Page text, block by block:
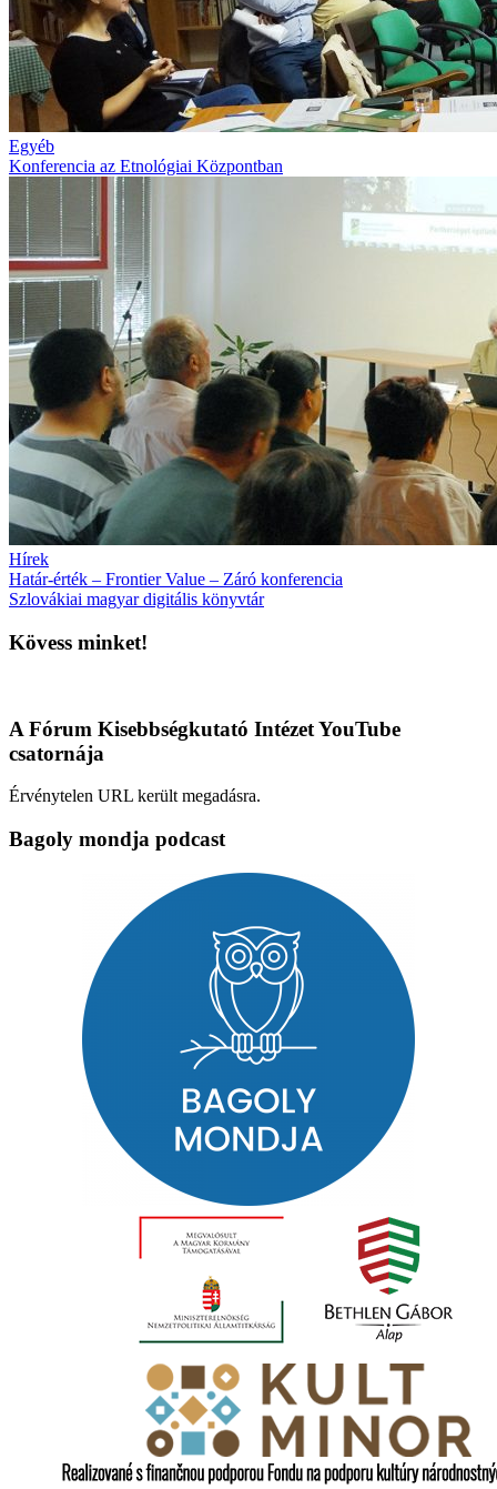
Egyéb
Konferencia az Etnológiai Központban
Hírek
Határ-érték – Frontier Value – Záró konferencia
Szlovákiai magyar digitális könyvtár
Kövess minket!
A Fórum Kisebbségkutató Intézet YouTube
csatornája
Érvénytelen URL került megadásra.
Bagoly mondja podcast